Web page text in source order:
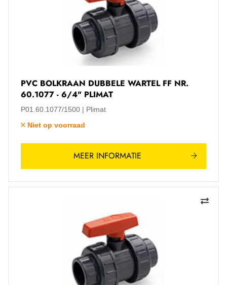
PVC BOLKRAAN DUBBELE WARTEL FF NR.
60.1077 - 6/4" PLIMAT
P01.60.1077/1500
Plimat
Niet op voorraad
MEER INFORMATIE